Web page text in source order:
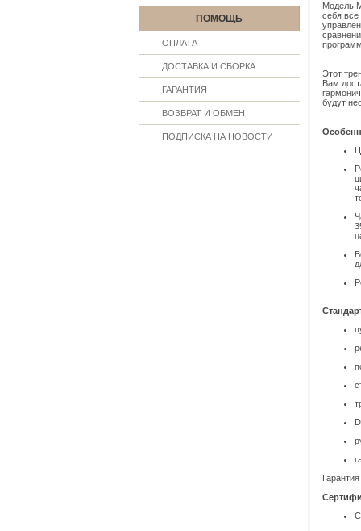
ПОМОЩЬ
ОПЛАТА
ДОСТАВКА И СБОРКА
ГАРАНТИЯ
ВОЗВРАТ И ОБМЕН
ПОДПИСКА НА НОВОСТИ
Модель
себя все
Этот
Вам
будут